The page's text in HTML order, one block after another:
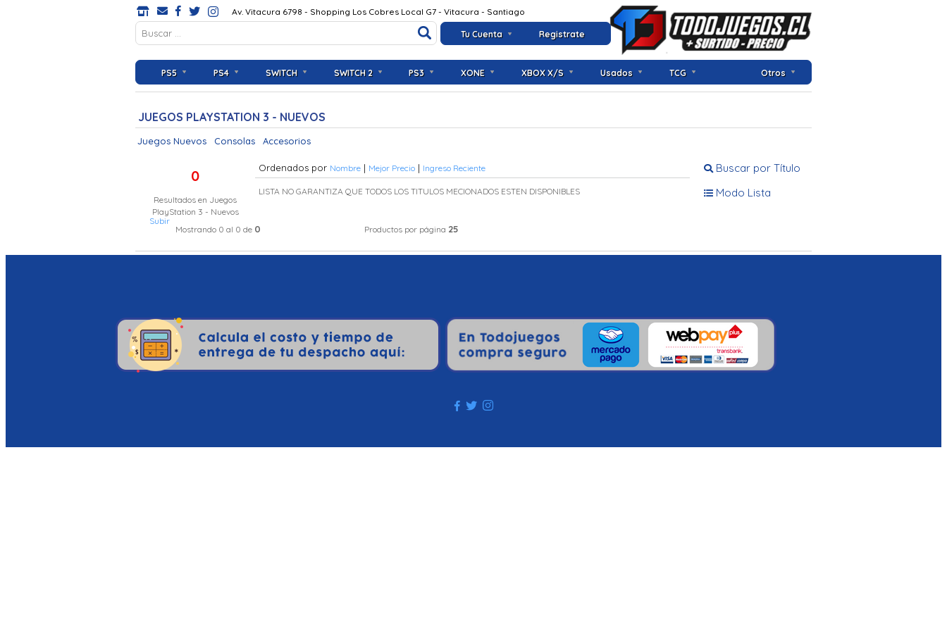
Tu Cuenta Registrate
Av. Vitacura 6798 - Shopping Los Cobres Local G7 - Vitacura - Santiago
PS5 PS4 SWITCH SWITCH 2 PS3 XONE XBOX X/S Usados TCG Otros
JUEGOS PLAYSTATION 3 - NUEVOS
Juegos Nuevos Consolas Accesorios
Buscar por Título
Modo Lista
0
Resultados en Juegos
PlayStation 3 - Nuevos
Ordenados por Nombre | Mejor Precio | Ingreso Reciente
LISTA NO GARANTIZA QUE TODOS LOS TITULOS MECIONADOS ESTEN DISPONIBLES
Subir
Mostrando 0 al 0 de 0 Productos por página 25